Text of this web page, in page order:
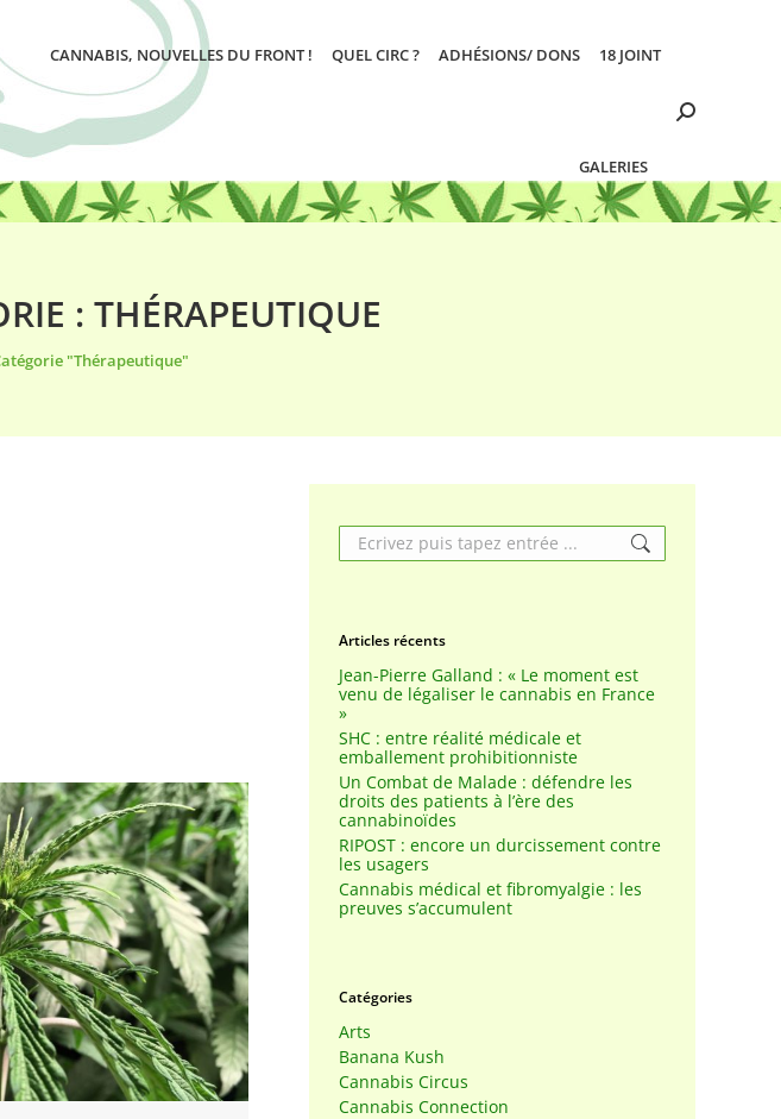
CANNABIS, NOUVELLES DU FRONT ! QUEL CIRC ? ADHÉSIONS/ DONS 18 JOINT
GALERIES
Search:
: THÉRAPEUTIQUE
"Thérapeutique"
Search:
Articles récents
Jean-Pierre Galland : « Le moment est
venu de légaliser le cannabis en France
»
SHC : entre réalité médicale et
emballement prohibitionniste
Un Combat de Malade : défendre les
droits des patients à l’ère des
cannabinoïdes
RIPOST : encore un durcissement contre
les usagers
Cannabis médical et fibromyalgie : les
preuves s’accumulent
Catégories
Arts
Banana Kush
Cannabis Circus
Cannabis Connection